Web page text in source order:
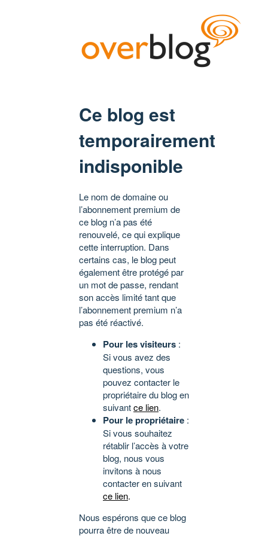
Ce blog est
temporairement
indisponible
Le nom de domaine ou
l’abonnement premium de
ce blog n’a pas été
renouvelé, ce qui explique
cette interruption. Dans
certains cas, le blog peut
également être protégé par
un mot de passe, rendant
son accès limité tant que
l’abonnement premium n’a
pas été réactivé.
Pour les visiteurs :
Si vous avez des
questions, vous
pouvez contacter le
propriétaire du blog en
suivantce lien.
Pour le propriétaire :
Si vous souhaitez
rétablir l’accès à votre
blog, nous vous
invitons à nous
contacter en suivant
ce lien.
Nous espérons que ce blog
pourra être de nouveau